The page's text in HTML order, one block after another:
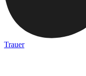
Trauer